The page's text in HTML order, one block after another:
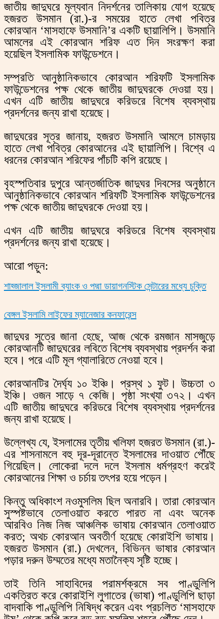
জাতীয় জাদুঘরে মূল্যবান নিদর্শনের তালিকায় যোগ হয়েছে
হজরত উসমান (রা.)-র সময়ের হাতে লেখা পবিত্র
কোরআন ‘মাসহাফে উসমানি’র একটি ছায়ালিপি। উসমানি
আমলের এই কোরআন শরিফ এত দিন সংরক্ষণ করা
হয়েছিল ইসলামিক ফাউন্ডেশনে।
সম্প্রতি আনুষ্ঠানিকভাবে কোরআন শরিফটি ইসলামিক
ফাউন্ডেশনের পক্ষ থেকে জাতীয় জাদুঘরকে দেওয়া হয়।
এখন এটি জাতীয় জাদুঘরে করিডরে বিশেষ ব্যবস্থায়
প্রদর্শনের জন্য রাখা হয়েছে।
জাদুঘরের সূত্র জানায়, হজরত উসমানি আমলে চামড়ায়
হাতে লেখা পবিত্র কোরআনের এই ছায়ালিপি। বিশ্বে এ
ধরনের কোরআন শরিফের পাঁচটি কপি রয়েছে।
বৃহস্পতিবার দুপুরে আন্তর্জাতিক জাদুঘর দিবসের অনুষ্ঠানে
আনুষ্ঠানিকভাবে কোরআন শরিফটি ইসলামিক ফাউন্ডেশনের
পক্ষ থেকে জাতীয় জাদুঘরকে দেওয়া হয়।
এখন এটি জাতীয় জাদুঘরে করিডরে বিশেষ ব্যবস্থায়
প্রদর্শনের জন্য রাখা হয়েছে।
আরো পড়ুন:
শাহ্জালাল ইসলামী ব্যাংক ও পদ্মা ডায়াগনস্টিক সেন্টারের মধ্যে চুক্তি
বেঙ্গল ইসলামি লাইফের ম্যানেজার কনফারেন্স
জাদুঘর সূত্রে জানা হেছে, আজ থেকে রমজান মাসজুড়ে
কোরআনটি জাদুঘরের লবিতে বিশেষ ব্যবস্থায় প্রদর্শন করা
হবে। পরে এটি মূল গ্যালারিতে নেওয়া হবে।
কোরআনটির দৈর্ঘ্য ১০ ইঞ্চি। প্রস্থ ১ ফুট। উচ্চতা ৩
ইঞ্চি। ওজন সাড়ে ৭ কেজি। পৃষ্ঠা সংখ্যা ৩৭২। এখন
এটি জাতীয় জাদুঘরে করিডরে বিশেষ ব্যবস্থায় প্রদর্শনের
জন্য রাখা হয়েছে।
উল্লেখ্য যে, ইসলামের তৃতীয় খলিফা হজরত উসমান (রা.)-
এর শাসনামলে বহু দূর-দূরান্তে ইসলামের দাওয়াত পৌঁছে
গিয়েছিল। লোকেরা দলে দলে ইসলাম ধর্মগ্রহণ করেই
কোরআনের শিক্ষা ও চর্চায় তৎপর হয়ে পড়েন।
কিন্তু অধিকাংশ নওমুসলিম ছিল অনারবি। তারা কোরআন
সুস্পষ্টভাবে তেলাওয়াত করতে পারত না এবং অনেক
আরবিও নিজ নিজ আঞ্চলিক ভাষায় কোরআন তেলাওয়াত
করত; অথচ কোরআন অবতীর্ণ হয়েছে কোরাইশি ভাষায়।
হজরত উসমান (রা.) দেখলেন, বিভিন্ন ভাষার কোরআন
পড়ার দরুন উম্মতের মধ্যে মতানৈক্য সৃষ্টি হচ্ছে।
তাই তিনি সাহাবিদের পরামর্শক্রমে সব পাণ্ডুলিপি
একত্রিত করে কোরাইশি লুগাতের (ভাষা) পাণ্ডুলিপি ছাড়া
বাদবাকি পাণ্ডুলিপি নিষিদ্ধ করেন এবং প্রচলিত ‘মাসহাফে